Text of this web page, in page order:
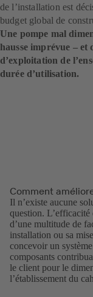
de l’installation est
budget global de
Une pompe mal
hausse imprévue – et
d’exploitation de
durée d’utilisation.
Comment
Il n’existe aucune
question. L’efficacité
d’une multitude de
installation ou sa
concevoir un
composants
le client pour le
l’établissement du